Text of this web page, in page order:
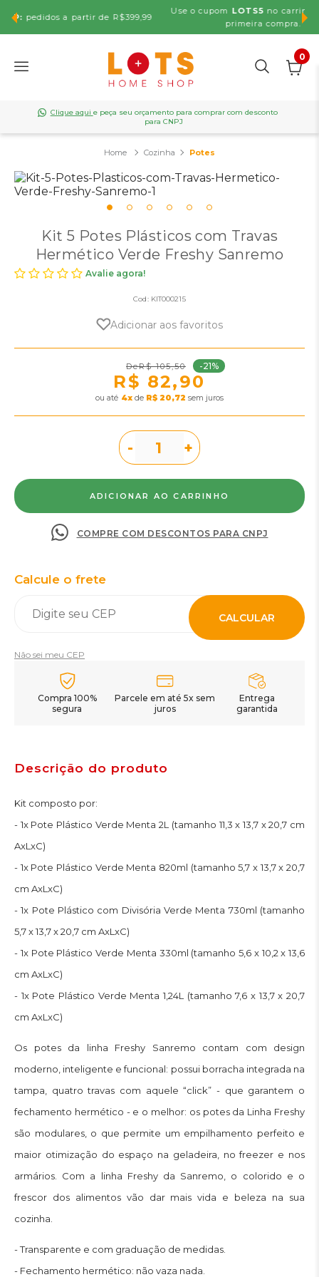
LOTS5 no carrinho e ganhe5% OFFna sua
primeira compra. Não cumulativa.
0
Clique aqui e peça seu orçamento para comprar com desconto
para CNPJ
Cozinha Potes
Kit 5 Potes Plásticos com Travas
Hermético Verde Freshy Sanremo
Avalie agora!
Cod: KIT000215
Adicionar aos favoritos
R$ 105,50 -21%
R$ 82,90
ou 4x de R$ 20,72 sem juros
- +
COMPRE COM DESCONTOS PARA CNPJ
Calcule o frete
CALCULAR
Não sei meu CEP
Compra 100%
segura
Parcele em até 5x sem
juros
Entrega
garantida
Descrição do produto
Kit composto por:
- 1x Pote Plástico Verde Menta 2L (tamanho 11,3 x 13,7 x 20,7 cm
AxLxC)
- 1x Pote Plástico Verde Menta 820ml (tamanho 5,7 x 13,7 x 20,7
cm AxLxC)
- 1x Pote Plástico com Divisória Verde Menta 730ml (tamanho
5,7 x 13,7 x 20,7 cm AxLxC)
- 1x Pote Plástico Verde Menta 330ml (tamanho 5,6 x 10,2 x 13,6
cm AxLxC)
- 1x Pote Plástico Verde Menta 1,24L (tamanho 7,6 x 13,7 x 20,7
cm AxLxC)
Os potes da linha Freshy Sanremo contam com design
moderno, inteligente e funcional: possui borracha integrada na
tampa, quatro travas com aquele “click” - que garantem o
fechamento hermético - e o melhor: os potes da Linha Freshy
são modulares, o que permite um empilhamento perfeito e
maior otimização do espaço na geladeira, no freezer e nos
armários. Com a linha Freshy da Sanremo, o colorido e o
frescor dos alimentos vão dar mais vida e beleza na sua
cozinha.
- Transparente e com graduação de medidas.
- Fechamento hermético: não vaza nada.